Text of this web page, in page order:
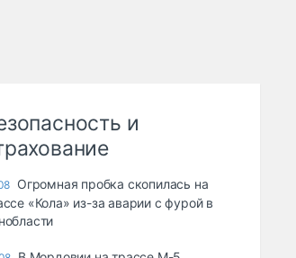
и
Огромная пробка скопилась на
«Кола» из-за аварии с фурой в